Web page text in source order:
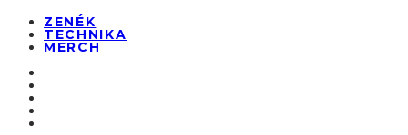
ZENÉK
TECHNIKA
MERCH